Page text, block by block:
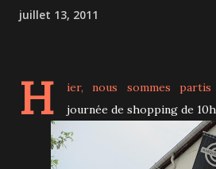
juillet 13, 2011
H
ier, nous sommes
journée de shopping de 10h